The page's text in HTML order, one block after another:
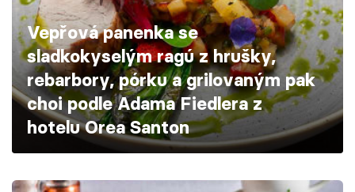
Škola vaření
Recepty z TV
Speciál: Cuketa
Těhotnej kuchař
Vepřová panenka se
sladkokyselým ragú z hrušky,
rebarbory, pórku a grilovaným pak
choi podle Adama Fiedlera z
hotelu Orea Santon